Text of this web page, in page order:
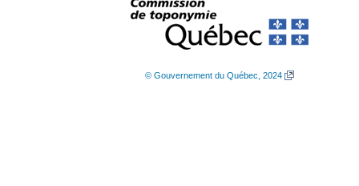
© Gouvernement du Québec, 2024